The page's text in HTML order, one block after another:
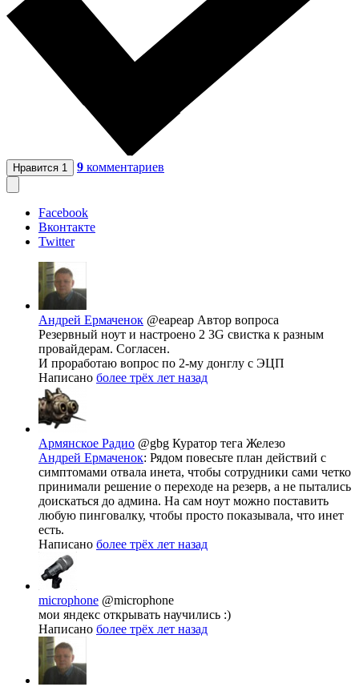
Нравится 1 9 комментариев
Facebook
Вконтакте
Twitter
Андрей Ермаченок @eapeap Автор вопроса
Резервный ноут и настроено 2 3G свистка к разным
провайдерам. Согласен.
И проработаю вопрос по 2-му донглу с ЭЦП
Написано более трёх лет назад
Армянское Радио @gbg Куратор тега Железо
Андрей Ермаченок: Рядом повесьте план действий с
симптомами отвала инета, чтобы сотрудники сами четко
принимали решение о переходе на резерв, а не пытались
доискаться до админа. На сам ноут можно поставить
любую пинговалку, чтобы просто показывала, что инет
есть.
Написано более трёх лет назад
microphone @microphone
мои яндекс открывать научились :)
Написано более трёх лет назад